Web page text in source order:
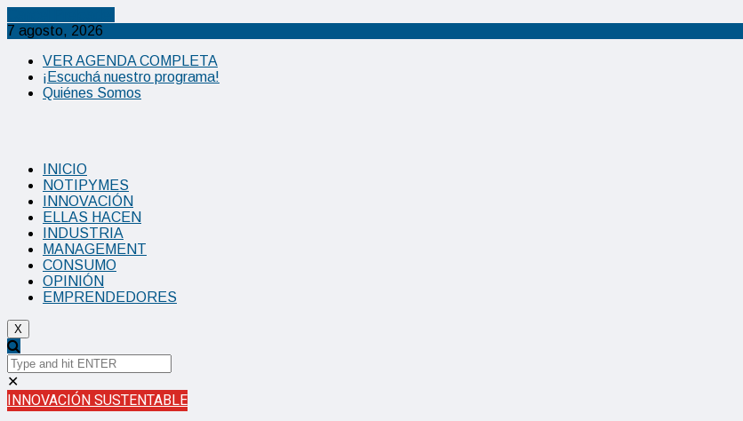
7 agosto, 2026
VER AGENDA COMPLETA
¡Escuchá nuestro programa!
Quiénes Somos
INICIO
NOTIPYMES
INNOVACIÓN
ELLAS HACEN
INDUSTRIA
MANAGEMENT
CONSUMO
OPINIÓN
EMPRENDEDORES
X
✕
INNOVACIÓN SUSTENTABLE